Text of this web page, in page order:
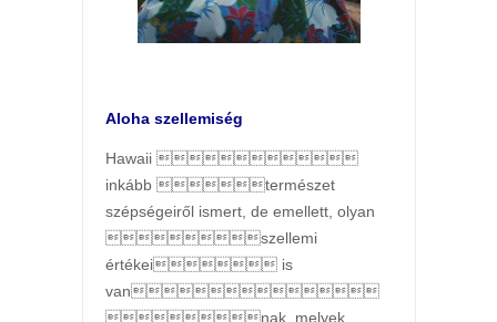
Aloha szellemiség
Hawaii 
inkább természet
szépségeiről ismert, de emellett, olyan
szellemi
értékei is
van
nak, melyek